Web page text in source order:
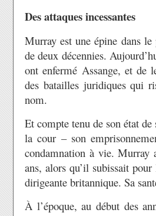
Des attaques incessantes
Murray est une épine dans
de deux décennies.
ont enfermé Assange, et de
des batailles juridiques qui
nom.
Et compte tenu de son état
la cour – son
condamnation à vie.
ans, alors qu’il subissait
dirigeante britannique. Sa
À l’époque, au début des